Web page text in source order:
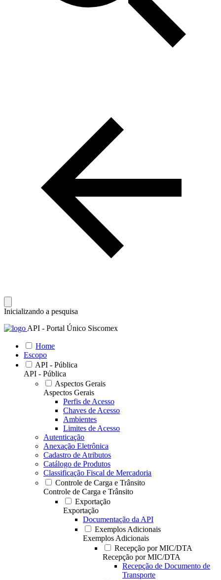
Inicializando a pesquisa
API - Portal Único Siscomex
Home
Escopo
API - Pública
API - Pública
Aspectos Gerais
Aspectos Gerais
Perfis de Acesso
Chaves de Acesso
Ambientes
Limites de Acesso
Autenticação
Anexação Eletrônica
Cadastro de Atributos
Catálogo de Produtos
Classificação Fiscal de Mercadoria
Controle de Carga e Trânsito
Controle de Carga e Trânsito
Exportação
Exportação
Documentação da API
Exemplos Adicionais
Exemplos Adicionais
Recepção por MIC/DTA
Recepção por MIC/DTA
Recepção de Documento de
Transporte